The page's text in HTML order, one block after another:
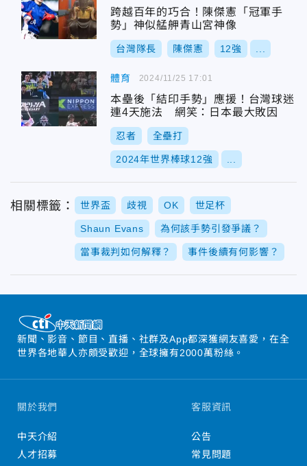
跨越百年的巧合！陳傑憲「冠軍手
勢」神似艋舺青山宮神像
台灣隊長 陳傑憲 12強
體育
本壘後「結印手勢」應援！台灣球迷
連4天施法 網笑：日本最大敗因
忍者 全壘打
2024年世界棒球12強
2024/11/25 17:01
相關標籤： 世界盃 歧視 OK 世足杯
Shaun Evans 為何該手勢引發爭議？
當事裁判如何解釋？ 事件後續有何影響？
新聞、影音、節目、直播、社群及App都深獲網友喜愛，在全
世界各地華人亦頗受歡迎，全球擁有2000萬粉絲。
關於我們
中天介紹
人才招募
客服資訊
公告
常見問題